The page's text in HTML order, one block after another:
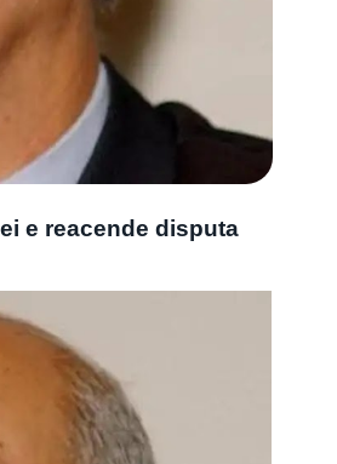
e reacende disputa